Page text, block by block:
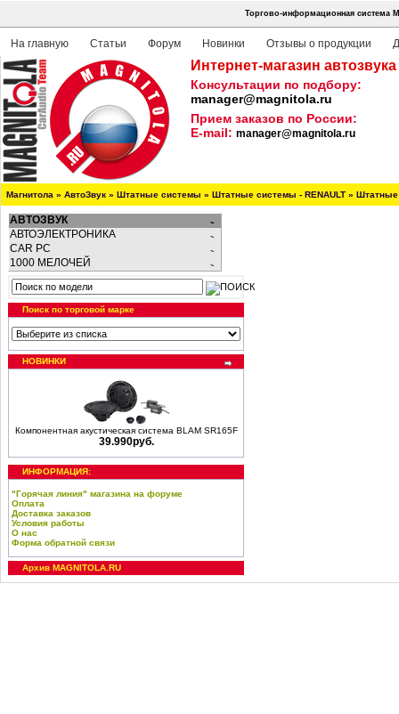
Торгово-информационная система
На главную Статьи Форум Новинки Отзывы о продукции
Интернет-магазин
Консультации по подбору:
manager@magnitola.ru
Прием заказов по России:
E-mail: manager@magnitola.ru
Магнитола » АвтоЗвук » Штатные системы » Штатные системы - RENAULT » Штатные
АВТОЗВУК
АВТОЭЛЕКТРОНИКА
CAR PC
1000 МЕЛОЧЕЙ
Поиск по торговой марке
НОВИНКИ
Компонентная акустическая система BLAM SR165F
39.990руб.
ИНФОРМАЦИЯ:
"Горячая линия" магазина на форуме
Оплата
Доставка заказов
Условия работы
О нас
Форма обратной связи
Архив MAGNITOLA.RU